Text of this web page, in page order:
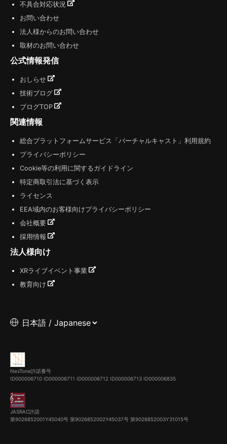
不具合対応状況
お問い合わせ
法人様からのお問い合わせ
取材のお問い合わせ
公式情報発信
おしらせ
技術ブログ
ブログTOP
関連情報
総合プラットフォームサービス「バーチャルキャスト」利用規約
プライバシーポリシー
Cookie等の利用に関するガイドライン
特定商取引法に基づく表示
ライセンス
EEA域内のお客様向けプライバシーポリシー
会社概要
採用情報
法人様向け
XRライブイベント事業
教育向け
NexTone許諾番号
ID000006710 ID000006711 ID000006712 ID000006713 ID000006835
JASRAC許諾
第9026852001Y45040号 第9026852002Y45037号 第9026852003Y31015号